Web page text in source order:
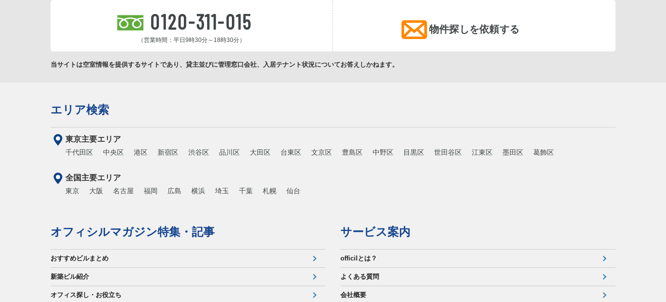
0120-311-015
（営業時間：平日9時30分～18時30分）
物件探しを依頼する
当サイトは空室情報を提供するサイトであり、貸主並びに管理窓口会社、入居テナント状況についてお答えしかねます。
エリア検索
東京主要エリア
千代田区 中央区 港区 新宿区 渋谷区 品川区 大田区 台東区 文京区 豊島区 中野区 目黒区 世田谷区 江東区 墨田区 葛飾区
全国主要エリア
東京 大阪 名古屋 福岡 広島 横浜 埼玉 千葉 札幌 仙台
オフィシルマガジン特集・記事
おすすめビルまとめ
新築ビル紹介
オフィス探し・お役立ち
サービス案内
officilとは？
よくある質問
会社概要